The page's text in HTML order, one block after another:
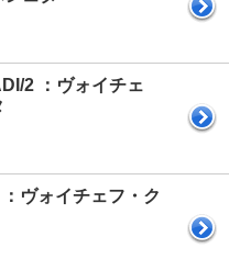
2 ：ヴォイチェ
ヴォイチェフ・ク